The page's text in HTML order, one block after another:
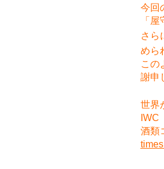
今回
「
さら
めら
この
謝申
世界
IWC
酒類